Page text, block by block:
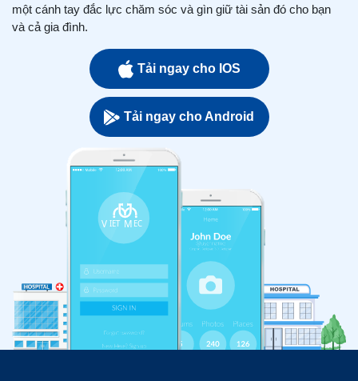
một cánh tay đắc lực chăm sóc và gìn giữ tài sản đó cho bạn
và cả gia đình.
Tải ngay cho IOS
Tải ngay cho Android